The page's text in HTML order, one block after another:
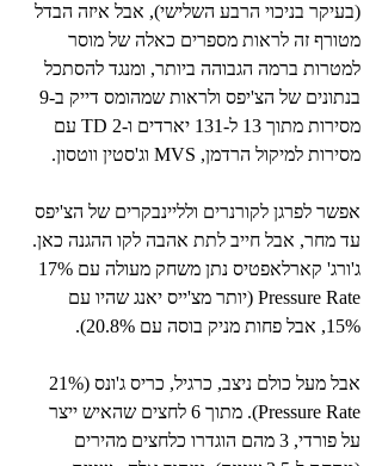
(בעיקר בניכוי הרבע השלישי), אבל איזה הבדל
מטורף זה לראות מספרים כאלה של מוסר
למטרות ברמה הגבוהה ביותר, ומנגד להסתכל
מסירות מתוך 13 ל-131 יארדים ו-2 TD עם
מסירות למיקול הרדמן, MVS וג'סטין ווטסון.
אפשר לפרגן לקורנרים ולליינבקרים של הצ'יפס
עד מחר, אבל חייב לתת אהבה לקו ההגנה כאן.
Pressure Rate (יותר מצ'ייס יאנג שהיו עם
15%, אבל פחות מניק בוסה עם 20.8%).
Pressure Rate). מתוך 6 לחצים שהאיש ייצר
על פורדי, 3 מהם הוגדרו כלחצים מהירים